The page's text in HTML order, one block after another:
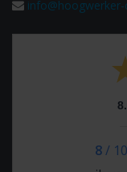
8/ 10